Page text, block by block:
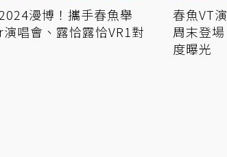
漫博！攜手春魚舉
唱會、露恰露恰VR1對
春魚VT
周末登
度曝光